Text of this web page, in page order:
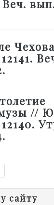
//
сайту